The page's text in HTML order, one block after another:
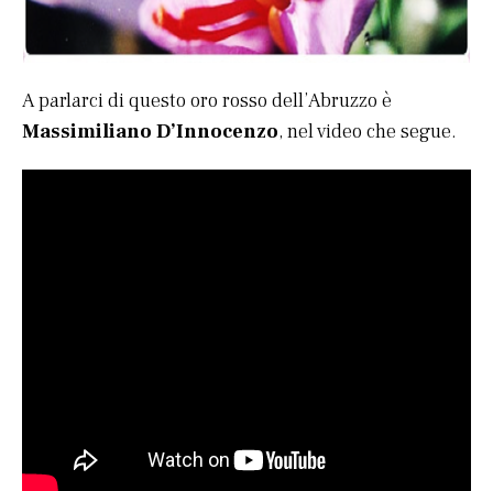
A parlarci di questo oro rosso dell’Abruzzo è
Massimiliano D’Innocenzo, nel video che segue.